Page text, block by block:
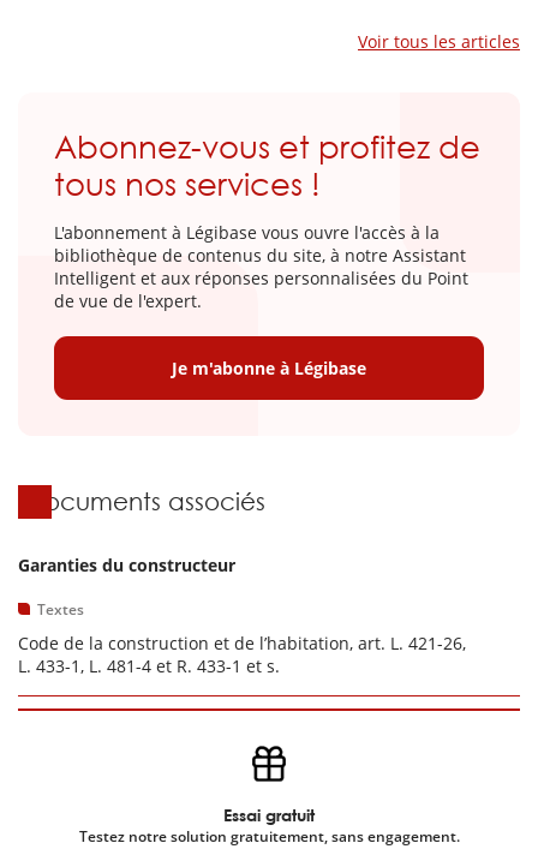
Voir tous les articles
Abonnez-vous et profitez de
tous nos services !
L'abonnement à Légibase vous ouvre l'accès à la
bibliothèque de contenus du site, à notre Assistant
Intelligent et aux réponses personnalisées du Point
de vue de l'expert.
Je m'abonne à Légibase
Documents associés
Garanties du constructeur
Textes
Code de la construction et de l’habitation, art. L. 421-26,
L. 433-1, L. 481-4 et R. 433-1 et s.
Essai gratuit
Testez notre solution gratuitement, sans engagement.